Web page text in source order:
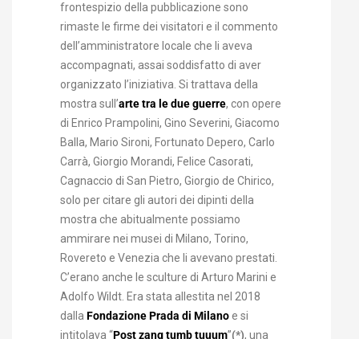
frontespizio della pubblicazione sono
rimaste le firme dei visitatori e il commento
dell’amministratore locale che li aveva
accompagnati, assai soddisfatto di aver
organizzato l’iniziativa. Si trattava della
mostra sull’arte tra le due guerre, con opere
di Enrico Prampolini, Gino Severini, Giacomo
Balla, Mario Sironi, Fortunato Depero, Carlo
Carrà, Giorgio Morandi, Felice Casorati,
Cagnaccio di San Pietro, Giorgio de Chirico,
solo per citare gli autori dei dipinti della
mostra che abitualmente possiamo
ammirare nei musei di Milano, Torino,
Rovereto e Venezia che li avevano prestati.
C’erano anche le sculture di Arturo Marini e
Adolfo Wildt. Era stata allestita nel 2018
dalla Fondazione Prada di Milanoe si
intitolava “Post zang tumb tuuum”(*), una